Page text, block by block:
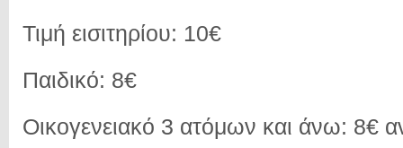
Τιμή εισιτηρίου: 10€
Παιδικό: 8€
Οικογενειακό 3 ατόμων και άνω: 8€